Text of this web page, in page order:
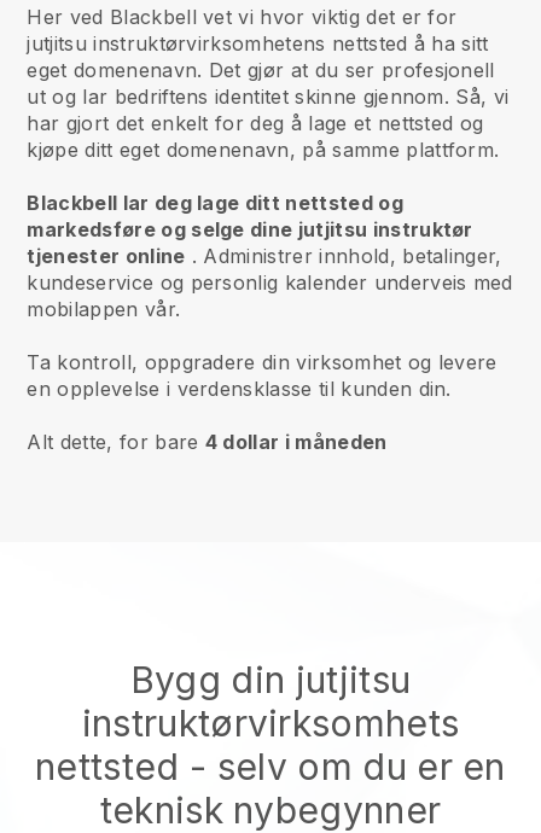
Her ved Blackbell vet vi hvor viktig det er for
jutjitsu instruktørvirksomhetens nettsted å ha sitt
eget domenenavn. Det gjør at du ser profesjonell
ut og lar bedriftens identitet skinne gjennom. Så, vi
har gjort det enkelt for deg å lage et nettsted og
kjøpe ditt eget domenenavn, på samme plattform.
Blackbell lar deg lage ditt nettsted og
markedsføre og selge dine jutjitsu instruktør
tjenester online . Administrer innhold, betalinger,
kundeservice og personlig kalender underveis med
mobilappen vår.
Ta kontroll, oppgradere din virksomhet og levere
en opplevelse i verdensklasse til kunden din.
Alt dette, for bare 4 dollar i måneden
Bygg din jutjitsu
instruktørvirksomhets
nettsted - selv om du er en
teknisk nybegynner